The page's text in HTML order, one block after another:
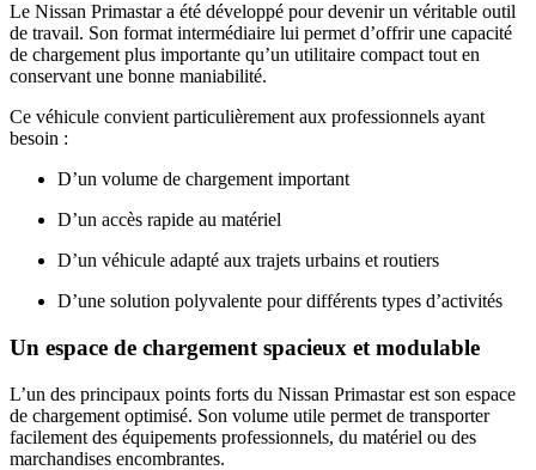
Le Nissan Primastar a été développé pour devenir un véritable outil
de travail. Son format intermédiaire lui permet d’offrir une capacité
de chargement plus importante qu’un utilitaire compact tout en
conservant une bonne maniabilité.
Ce véhicule convient particulièrement aux professionnels ayant
besoin :
D’un volume de chargement important
D’un accès rapide au matériel
D’un véhicule adapté aux trajets urbains et routiers
D’une solution polyvalente pour différents types d’activités
Un espace de chargement spacieux et modulable
L’un des principaux points forts du Nissan Primastar est son espace
de chargement optimisé. Son volume utile permet de transporter
facilement des équipements professionnels, du matériel ou des
marchandises encombrantes.